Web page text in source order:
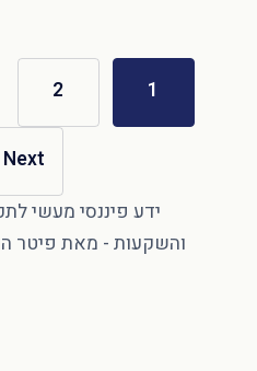
1
2
Next